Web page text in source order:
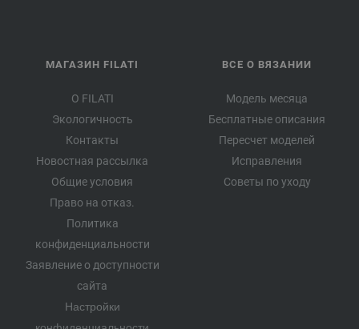
МАГАЗИН FILATI
О FILATI
Экологичность
Контакты
Новостная рассылка
Общие условия
Право на отказ.
Политика
конфиденциальности
Заявление о доступности
сайта
Настройки
ВСЕ О ВЯЗАНИИ
Модель месяца
Бесплатные описания
Пересчет моделей
Исправления
Советы по уходу